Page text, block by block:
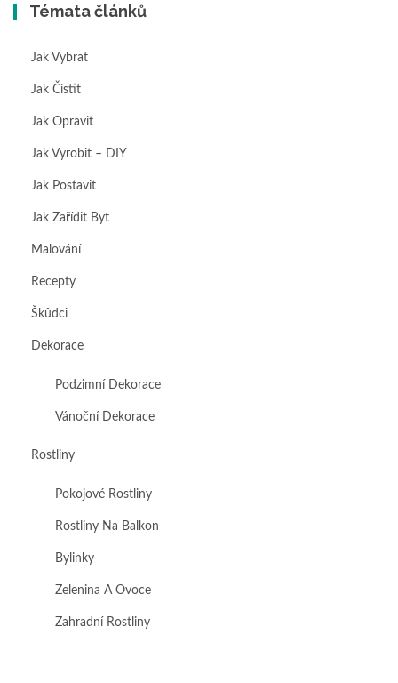
Témata článků
Jak Vybrat
Jak Čistit
Jak Opravit
Jak Vyrobit – DIY
Jak Postavit
Jak Zařídit Byt
Malování
Recepty
Škůdci
Dekorace
Podzimní Dekorace
Vánoční Dekorace
Rostliny
Pokojové Rostliny
Rostliny Na Balkon
Bylinky
Zelenina A Ovoce
Zahradní Rostliny